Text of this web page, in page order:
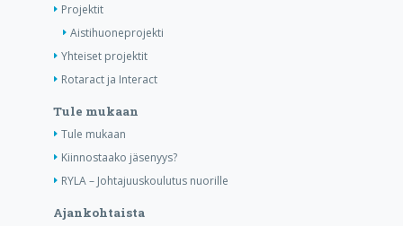
Projektit
Aistihuoneprojekti
Yhteiset projektit
Rotaract ja Interact
Tule mukaan
Tule mukaan
Kiinnostaako jäsenyys?
RYLA – Johtajuuskoulutus nuorille
Ajankohtaista